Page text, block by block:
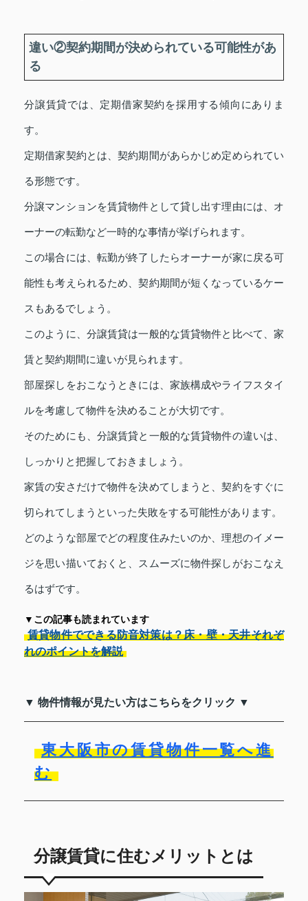
違い②契約期間が決められている可能性があ
る
分譲賃貸では、定期借家契約を採用する傾向にありま
す。
定期借家契約とは、契約期間があらかじめ定められてい
る形態です。
分譲マンションを賃貸物件として貸し出す理由には、オ
ーナーの転勤など一時的な事情が挙げられます。
この場合には、転勤が終了したらオーナーが家に戻る可
能性も考えられるため、契約期間が短くなっているケー
スもあるでしょう。
このように、分譲賃貸は一般的な賃貸物件と比べて、家
賃と契約期間に違いが見られます。
部屋探しをおこなうときには、家族構成やライフスタイ
ルを考慮して物件を決めることが大切です。
そのためにも、分譲賃貸と一般的な賃貸物件の違いは、
しっかりと把握しておきましょう。
家賃の安さだけで物件を決めてしまうと、契約をすぐに
切られてしまうといった失敗をする可能性があります。
どのような部屋でどの程度住みたいのか、理想のイメー
ジを思い描いておくと、スムーズに物件探しがおこなえ
るはずです。
▼この記事も読まれています
賃貸物件でできる防音対策は？床・壁・天井それぞ
れのポイントを解説
▼ 物件情報が見たい方はこちらをクリック ▼
東大阪市の賃貸物件一覧へ進
む
分譲賃貸に住むメリットとは